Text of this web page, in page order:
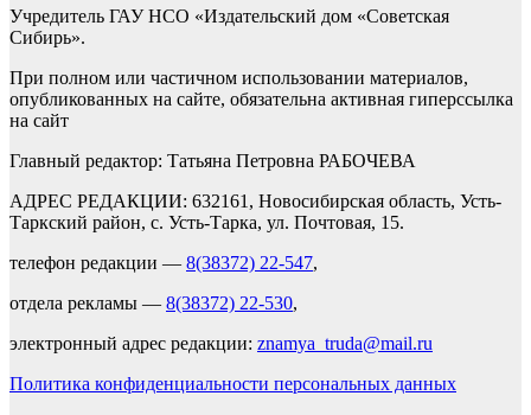
Учредитель ГАУ НСО «Издательский дом «Советская
Сибирь».
При полном или частичном использовании материалов,
опубликованных на сайте, обязательна активная гиперссылка
на сайт
Главный редактор: Татьяна Петровна РАБОЧЕВА
АДРЕС РЕДАКЦИИ: 632161, Новосибирская область, Усть-
Таркский район, с. Усть-Тарка, ул. Почтовая, 15.
телефон редакции — 8(38372) 22-547,
отдела рекламы — 8(38372) 22-530,
электронный адрес редакции: znamya_truda@mail.ru
Политика конфиденциальности персональных данных